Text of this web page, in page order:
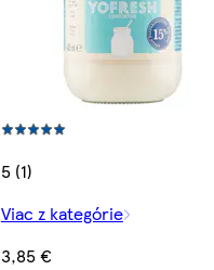
5 (1)
Viac z kategórie
3,85 €